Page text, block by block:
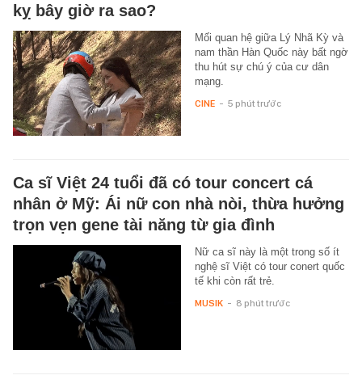
kỵ bây giờ ra sao?
Mối quan hệ giữa Lý Nhã Kỳ và
nam thần Hàn Quốc này bất ngờ
thu hút sự chú ý của cư dân
mạng.
CINE - 5 phút trước
Ca sĩ Việt 24 tuổi đã có tour concert cá
nhân ở Mỹ: Ái nữ con nhà nòi, thừa hưởng
trọn vẹn gene tài năng từ gia đình
Nữ ca sĩ này là một trong số ít
nghệ sĩ Việt có tour conert quốc
tế khi còn rất trẻ.
MUSIK - 8 phút trước